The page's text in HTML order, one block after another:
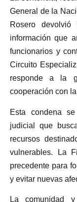
General de la
Rosero
información que
funcionarios y
Circuito
responde a la
cooperación con
Esta condena
judicial que
recursos
vulnerables. La
precedente para
y evitar nuevas
La comunidad